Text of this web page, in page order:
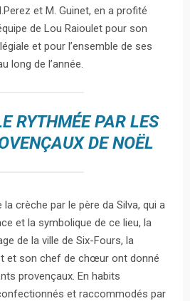
et M. Guinet, en a profité
de Lou Raioulet pour son
et pour l’ensemble de ses
long de l’année.
RYTHMÉE PAR LES
DE NOËL
crèche par le père da Silva, qui a
et la symbolique de ce lieu, la
de la ville de Six-Fours, la
et son chef de chœur ont donné
provençaux. En habits
et raccommodés par